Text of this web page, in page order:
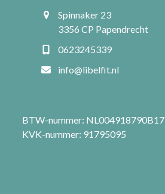
Spinnaker 23
3356 CP Papendrecht
0623245339
info@libelfit.nl
BTW-nummer: NL004918790B17
KVK-nummer: 91795095